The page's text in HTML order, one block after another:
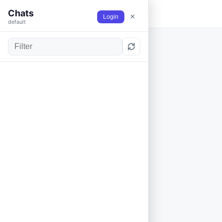
Chats
default
Login ✕
TiBTiX Chat